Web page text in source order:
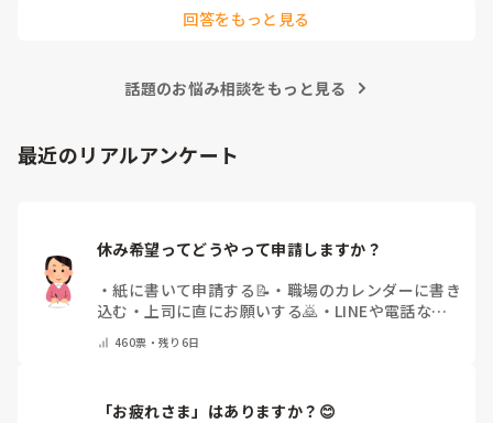
きたなと感じており、新しく喜ばれるようなアイデアを探し
イベントをしている」「年〇回、こんな大型行事がある」
と嬉しいです。
回答をもっと見る
話題のお悩み相談をもっと見る
最近のリアルアンケート
休み希望ってどうやって申請しますか？
・紙に書いて申請する📝 ・ 職場のカレンダーに書き
込む ・ 上司に直にお願いする🙇 ・ LINEや電話など
460票・残り6日
「お疲れさま」はありますか？😊